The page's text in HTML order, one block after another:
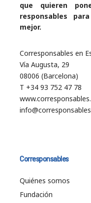
que quieren
responsables
mejor.
Corresponsables en
Vía Augusta, 29
08006 (Barcelona)
T +34 93 752 47 78
Corresponsables
Quiénes somos
Fundación